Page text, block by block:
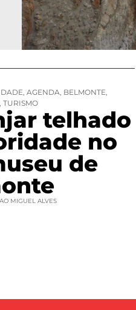
, AGENDA, BELMONTE,
, TURISMO
telhado
no
de
MIGUEL ALVES